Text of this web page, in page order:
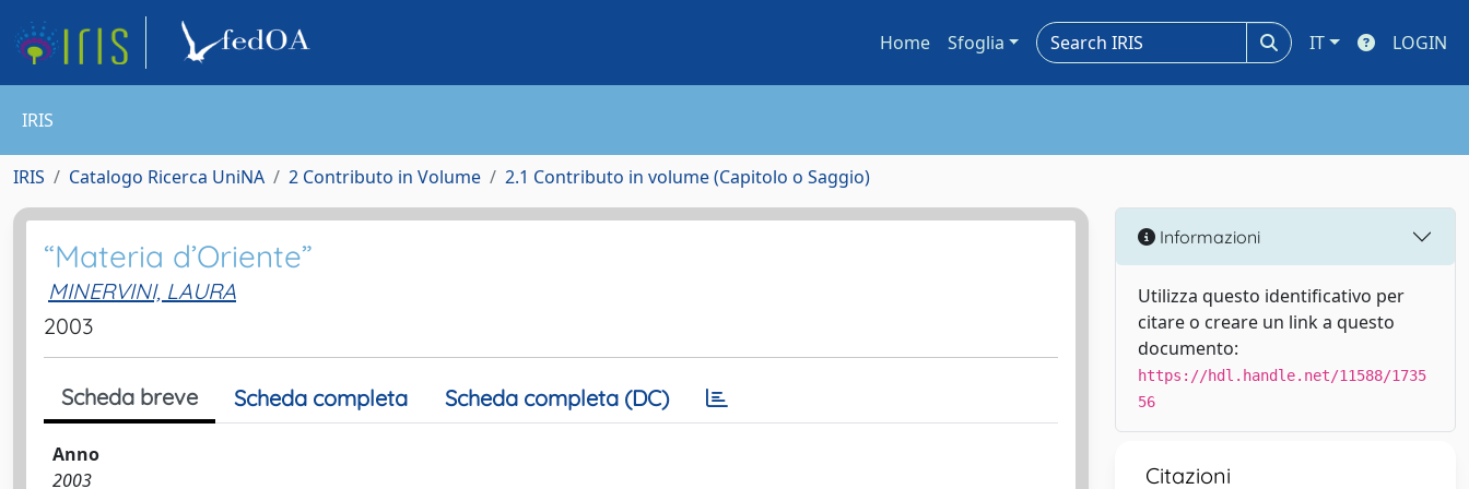
Home Sfoglia IT LOGIN
IRIS
IRIS Catalogo Ricerca UniNA 2 Contributo in Volume 2.1 Contributo in volume (Capitolo o Saggio)
“Materia d’Oriente”
MINERVINI, LAURA
2003
Scheda breve Scheda completa Scheda completa (DC)
Anno
2003
Informazioni
Utilizza questo identificativo per
citare o creare un link a questo
documento:
https://hdl.handle.net/11588/1735
56
Citazioni